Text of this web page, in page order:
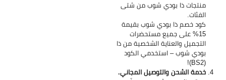
منتجات ذا بودي شوب من شتى
الفئات.
كود خصم ذا بودي شوب بقيمة
15% على جميع مستحضرات
التجميل والعناية الشخصية من ذا
بودي شوب – استخدمي الكود
خدمة الشحن والتوصيل المجاني.